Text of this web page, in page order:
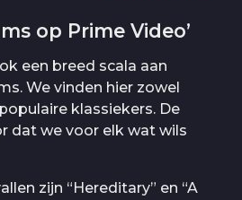
op Prime Video’
een breed scala aan
We vinden hier zowel
klassiekers. De
dat we voor elk wat wils
zijn “Hereditary” en “A